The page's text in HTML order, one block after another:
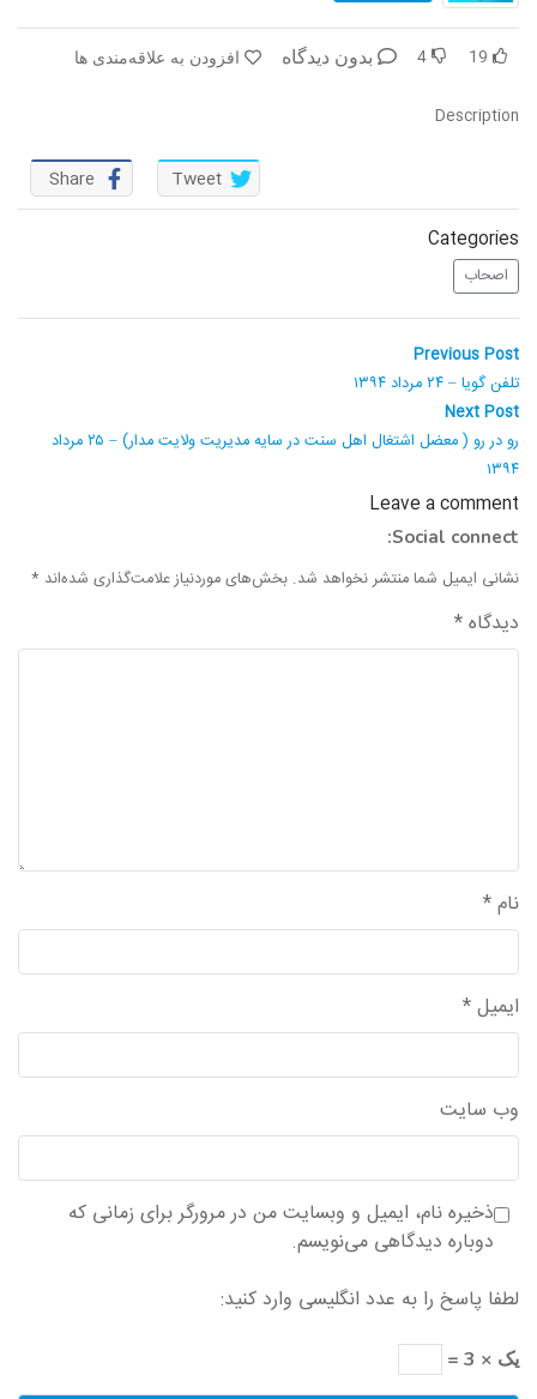
بازخوانی تاریخ
دیالوگ
در پرتو قرآن
رمضان برتر
آموزش نور
19
4 بدون دیدگاه افزودن به علاقه‌مندی ها
Description
Share Tweet
Categories
اصحاب
راهبری
نوشته
Previous Post
Previous
post:
تلفن گویا – ۲۴ مرداد ۱۳۹۴
Next Post
Next
post:
رو در رو ( معضل اشتغال اهل سنت در سایه مدیریت ولایت مدار) – ۲۵ مرداد
۱۳۹۴
Leave a comment
Social connect:
نشانی ایمیل شما منتشر نخواهد شد. بخش‌های موردنیاز علامت‌گذاری شده‌اند *
دیدگاه*
نام*
ایمیل*
وب‌ سایت
ذخیره نام، ایمیل و وبسایت من در مرورگر برای زمانی که
دوباره دیدگاهی می‌نویسم.
لطفا پاسخ را به عدد انگلیسی وارد کنید:
یک × 3 =